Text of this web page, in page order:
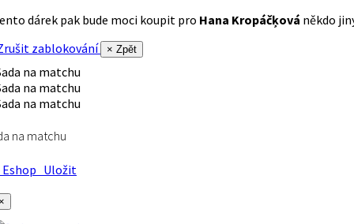
dárek pak bude moci koupit pro Hana Kropáčķová někdo
zablokování
× Zpět
na matchu
Uložit